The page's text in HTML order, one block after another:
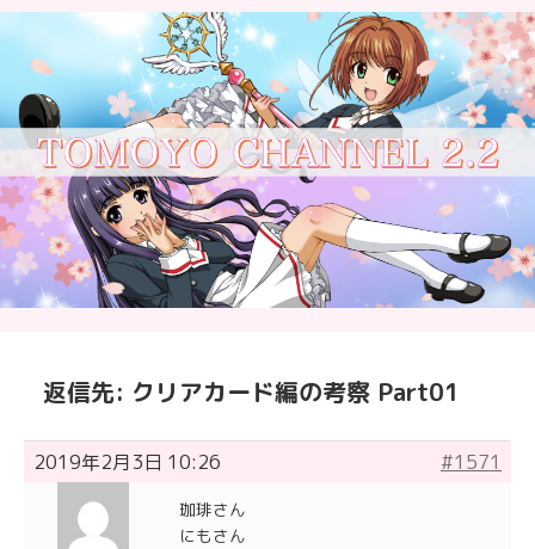
返信先: クリアカード編の考察 Part01
2019年2月3日 10:26 #1571
珈琲さん
にもさん